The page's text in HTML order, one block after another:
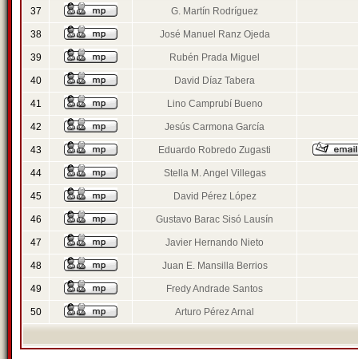
37 G. Martín Rodríguez
38 José Manuel Ranz Ojeda
39 Rubén Prada Miguel
40 David Díaz Tabera
41 Lino Camprubí Bueno
42 Jesús Carmona García
43 Eduardo Robredo Zugasti
44 Stella M. Angel Villegas
45 David Pérez López
46 Gustavo Barac Sisó Lausín
47 Javier Hernando Nieto
48 Juan E. Mansilla Berrios
49 Fredy Andrade Santos
50 Arturo Pérez Arnal